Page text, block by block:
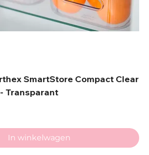
SmartStore Compact Clear
Transparant
In winkelwagen